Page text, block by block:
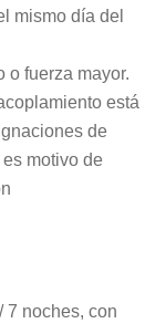
mismo día del
o fuerza mayor.
está
de
motivo de
7 noches, con